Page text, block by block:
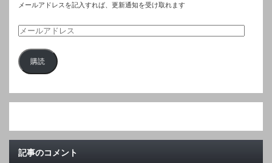
メールアドレスを記入すれば、更新通知を受け取れます
メ
ル
ド
購読
記事のコメント